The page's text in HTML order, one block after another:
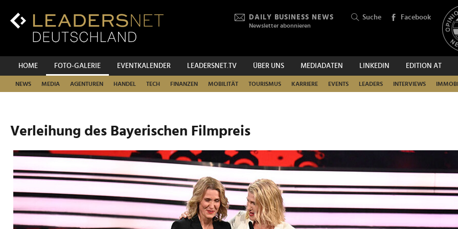
Inhalt
Hauptnavigation
DAILY BUSINESS NEWS
Newsletter abonnieren
Suche Facebook
HOME FOTO-GALERIE EVENTKALENDER LEADERSNET.TV ÜBER UNS MEDIADATEN LINKEDIN EDITION AT
NEWS MEDIA AGENTUREN HANDEL TECH FINANZEN MOBILITÄT TOURISMUS KARRIERE EVENTS LEADERS INTERVIEWS
SUCHEN
Verleihung des Bayerischen Filmpreis